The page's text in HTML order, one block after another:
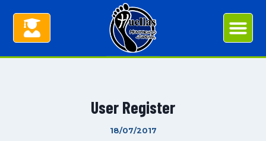
User Register
18/07/2017